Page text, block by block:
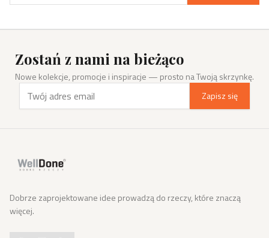
Zostań z nami na bieżąco
Nowe kolekcje, promocje i inspiracje — prosto na Twoją skrzynkę.
Zapisz się
Dobrze zaprojektowane idee prowadzą do rzeczy, które znaczą
więcej.